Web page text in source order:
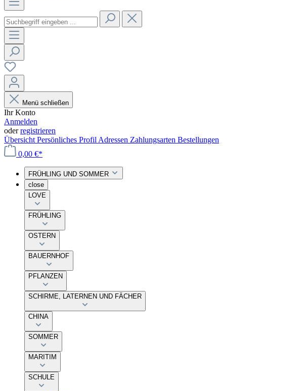
Menü schließen
Ihr Konto
Anmelden
oderregistrieren
Übersicht Persönliches Profil Adressen Zahlungsarten Bestellungen
0,00 €*
FRÜHLING UND SOMMER
close
LOVE
FRÜHLING
OSTERN
BAUERNHOF
PFLANZEN
SCHIRME, LATERNEN UND FÄCHER
CHINA
SOMMER
MARITIM
SCHULE